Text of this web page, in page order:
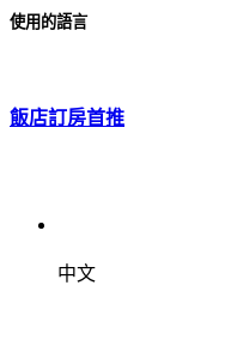
使用的語言
飯店訂房首推
中文